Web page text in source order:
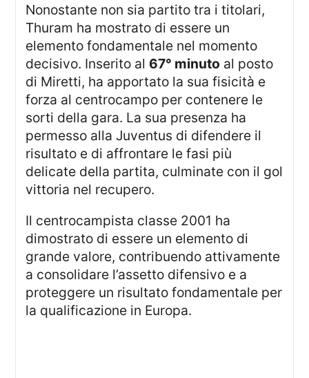
Nonostante non sia partito tra i titolari,
Thuram ha mostrato di essere un
elemento fondamentale nel momento
decisivo. Inserito al 67° minuto al posto
di Miretti, ha apportato la sua fisicità e
forza al centrocampo per contenere le
sorti della gara. La sua presenza ha
permesso alla Juventus di difendere il
risultato e di affrontare le fasi più
delicate della partita, culminate con il gol
vittoria nel recupero.
Il centrocampista classe 2001 ha
dimostrato di essere un elemento di
grande valore, contribuendo attivamente
a consolidare l’assetto difensivo e a
proteggere un risultato fondamentale per
la qualificazione in Europa.